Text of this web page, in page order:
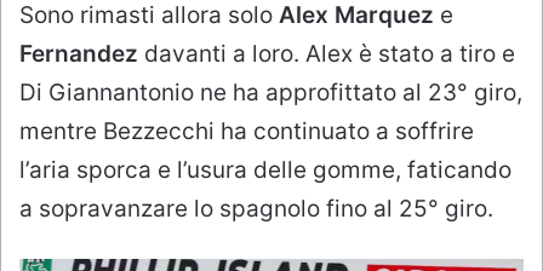
Sono rimasti allora solo Alex Marquez e
Fernandez davanti a loro. Alex è stato a tiro e
Di Giannantonio ne ha approfittato al 23° giro,
mentre Bezzecchi ha continuato a soffrire
l’aria sporca e l’usura delle gomme, faticando
a sopravanzare lo spagnolo fino al 25° giro.